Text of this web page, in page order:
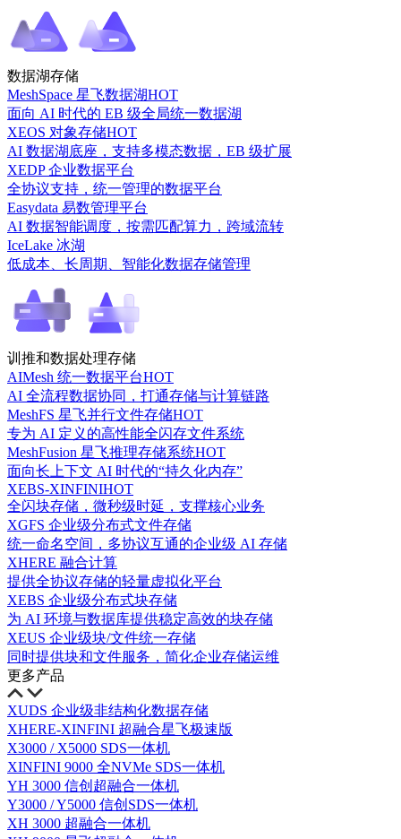
数据湖存储
MeshSpace 星飞数据湖HOT
面向 AI 时代的 EB 级全局统一数据湖
XEOS 对象存储HOT
AI 数据湖底座，支持多模态数据，EB 级扩展
XEDP 企业数据平台
全协议支持，统一管理的数据平台
Easydata 易数管理平台
AI 数据智能调度，按需匹配算力，跨域流转
IceLake 冰湖
低成本、长周期、智能化数据存储管理
训推和数据处理存储
AIMesh 统一数据平台HOT
AI 全流程数据协同，打通存储与计算链路
MeshFS 星飞并行文件存储HOT
专为 AI 定义的高性能全闪存文件系统
MeshFusion 星飞推理存储系统HOT
面向长上下文 AI 时代的“持久化内存”
XEBS-XINFINIHOT
全闪块存储，微秒级时延，支撑核心业务
XGFS 企业级分布式文件存储
统一命名空间，多协议互通的企业级 AI 存储
XHERE 融合计算
提供全协议存储的轻量虚拟化平台
XEBS 企业级分布式块存储
为 AI 环境与数据库提供稳定高效的块存储
XEUS 企业级块/文件统一存储
同时提供块和文件服务，简化企业存储运维
更多产品
XUDS 企业级非结构化数据存储
XHERE-XINFINI 超融合星飞极速版
X3000 / X5000 SDS一体机
XINFINI 9000 全NVMe SDS一体机
YH 3000 信创超融合一体机
Y3000 / Y5000 信创SDS一体机
XH 3000 超融合一体机